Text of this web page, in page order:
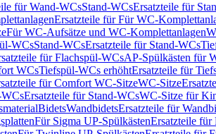
für Wand-WCsStand-WCsErsatzteile für
Ersatzteile für Für WC-
Für WC-Aufsätze und WC-Komplettanlagen
WCsStand-WCsErsatzteile für Stand-WCs
für Flachspül-WCsAP-Spülkästen für
WCsTiefspül-WCs erhöhtErsatzteile für
für Comfort WC-SitzeWC-Sitze
WCsErsatzteile für Stand-WCsWC-Sitze für
BidetsWandbidetsErsatzteile für
Für Sigma UP-SpülkästenErsatzteile für